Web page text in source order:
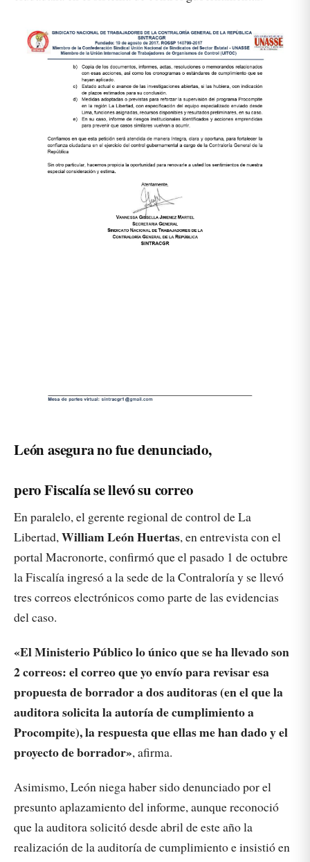
León asegura no fue denunciado,
pero Fiscalía se llevó su correo
En paralelo, el gerente regional de control de La
Libertad,William León Huertas, en entrevista con el
portal Macronorte, confirmó que el pasado 1 de octubre
la Fiscalía ingresó a la sede de la Contraloría y se llevó
tres correos electrónicos como parte de las evidencias
del caso.
«El Ministerio Público lo único que se ha llevado son
2 correos: el correo que yo envío para revisar esa
propuesta de borrador a dos auditoras (en el que la
auditora solicita la autoría de cumplimiento a
Procompite), la respuesta que ellas me han dado y el
proyecto de borrador», afirma.
Asimismo, León niega haber sido denunciado por el
presunto aplazamiento del informe, aunque reconoció
que la auditora solicitó desde abril de este año la
realización de la auditoría de cumplimiento e insistió en